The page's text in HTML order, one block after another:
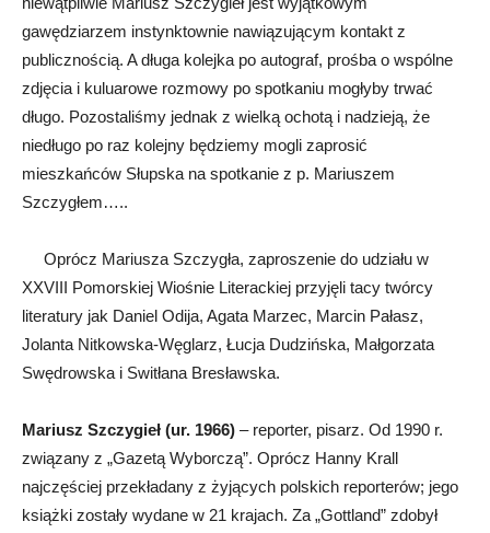
gawędziarzem instynktownie nawiązującym kontakt z
publicznością. A długa kolejka po autograf, prośba o wspólne
zdjęcia i kuluarowe rozmowy po spotkaniu mogłyby trwać
długo. Pozostaliśmy jednak z wielką ochotą i nadzieją, że
niedługo po raz kolejny będziemy mogli zaprosić
mieszkańców Słupska na spotkanie z p. Mariuszem
Szczygłem…..
Oprócz Mariusza Szczygła, zaproszenie do udziału w
XXVIII Pomorskiej Wiośnie Literackiej przyjęli tacy twórcy
literatury jak Daniel Odija, Agata Marzec, Marcin Pałasz,
Jolanta Nitkowska-Węglarz, Łucja Dudzińska, Małgorzata
Swędrowska i Switłana Bresławska.
Mariusz Szczygieł (ur. 1966) – reporter, pisarz. Od 1990 r.
związany z „Gazetą Wyborczą”. Oprócz Hanny Krall
najczęściej przekładany z żyjących polskich reporterów; jego
książki zostały wydane w 21 krajach. Za „Gottland” zdobył